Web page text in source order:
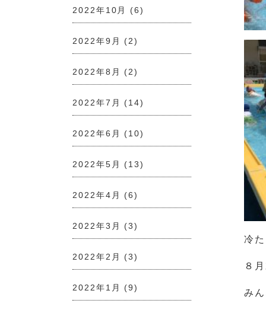
2022年10月 (6)
2022年9月 (2)
2022年8月 (2)
2022年7月 (14)
2022年6月 (10)
2022年5月 (13)
2022年4月 (6)
2022年3月 (3)
2022年2月 (3)
2022年1月 (9)
冷
８
み